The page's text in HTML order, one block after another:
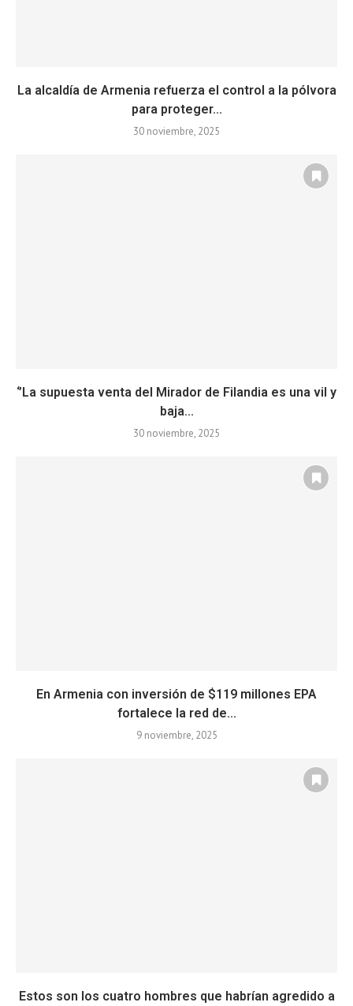
La alcaldía de Armenia refuerza el control a la pólvora
para proteger...
30 noviembre, 2025
‘’La supuesta venta del Mirador de Filandia es una vil y
baja...
30 noviembre, 2025
En Armenia con inversión de $119 millones EPA
fortalece la red de...
9 noviembre, 2025
Estos son los cuatro hombres que habrían agredido a